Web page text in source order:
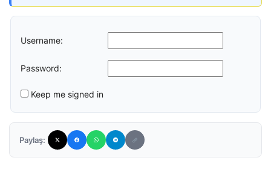
Username:
Password:
Keep me signed in
Paylaş: